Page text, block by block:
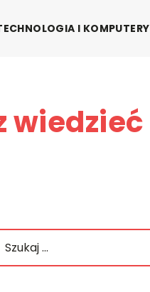
I KOMPUTERY
wiedzieć